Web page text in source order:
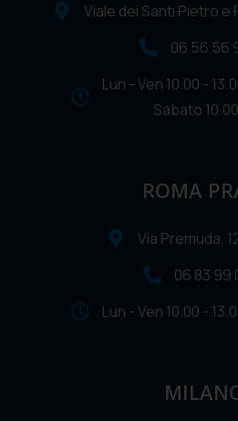
Viale dei Santi Pietro e
06 56 56
Lun - Ven 10.00 -
Sabato
ROMA
Via Premuda,
06 83 99
Lun - Ven 10.00 -